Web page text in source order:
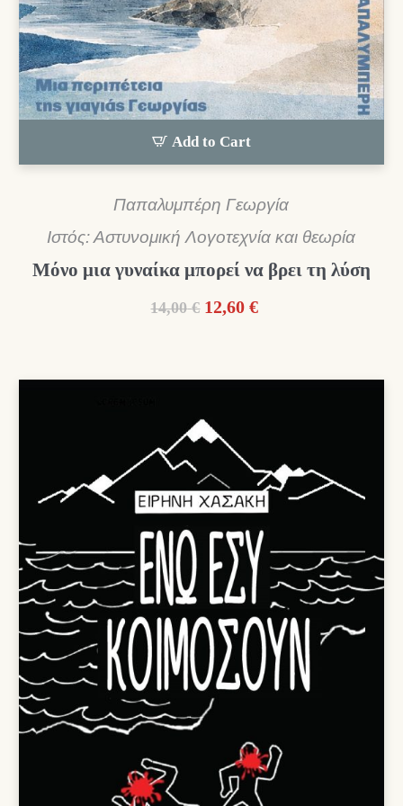
Add to Cart
Παπαλυμπέρη Γεωργία
Ιστός: Αστυνομική Λογοτεχνία και θεωρία
Μόνο μια γυναίκα μπορεί να βρει τη λύση
14,00 € Original
14,00 €.
12,60 €Η
είναι: